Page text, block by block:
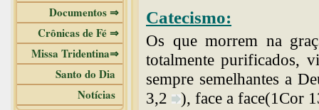
Documentos ⇒
Crônicas de Fé ⇒
Missa Tridentina⇒
Santo do Dia
Notícias
Catecismo:
Os que morrem na
totalmente purificados,
sempre semelhantes a
3,2
), face a face(1Cor